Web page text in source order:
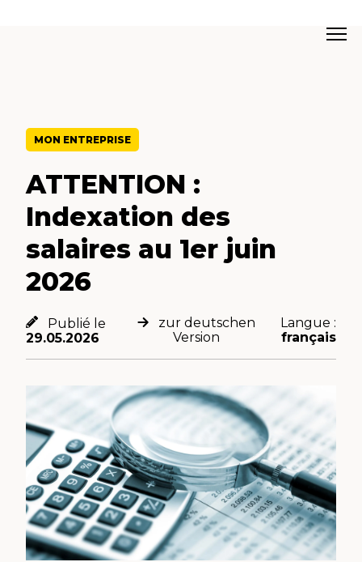
MON ENTREPRISE
ATTENTION :
Indexation des
salaires au 1er juin
2026
Publié le
29.05.2026
zur deutschen
Version
Langue :
français